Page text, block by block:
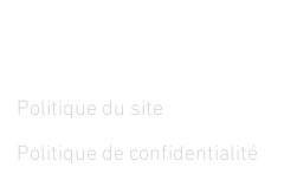
Politique du site
Politique de confidentialité